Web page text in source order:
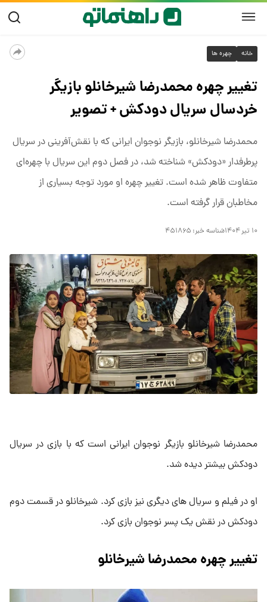
خانه چهره ها
تغییر چهره محمدرضا شیرخانلو بازیگر
خردسال سریال دودکش + تصویر
محمدرضا شیرخانلو، بازیگر نوجوان ایرانی که با نقش‌آفرینی در سریال
پرطرفدار «دودکش» شناخته شد، در فصل دوم این سریال با چهره‌ای
متفاوت ظاهر شده است. تغییر چهره او مورد توجه بسیاری از
مخاطبان قرار گرفته است.
۱۰ تیر ۱۴۰۴ شناسه خبر: ۴۵۱۸۶۵
محمدرضا شیرخانلو بازیگر نوجوان ایرانی است که با بازی در سریال
دودکش بیشتر دیده شد.
او در فیلم و سریال های دیگری نیز بازی کرد. شیرخانلو در قسمت دوم
دودکش در نقش یک پسر نوجوان بازی کرد.
تغییر چهره محمدرضا شیرخانلو